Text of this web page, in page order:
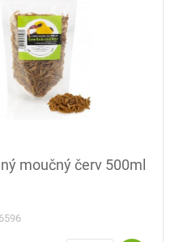
moučný červ 500ml